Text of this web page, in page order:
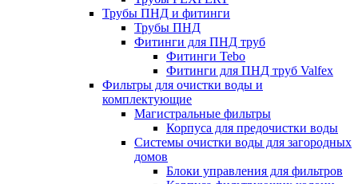
Трубы ПНД и фитинги
Трубы ПНД
Фитинги для ПНД труб
Фитинги Tebo
Фитинги для ПНД труб Valfex
Фильтры для очистки воды и
комплектующие
Магистральные фильтры
Корпуса для предочистки воды
Системы очистки воды для загородных
домов
Блоки управления для фильтров